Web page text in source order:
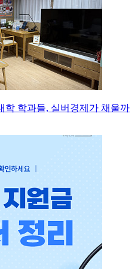
학 학과들, 실버경제가 채울까